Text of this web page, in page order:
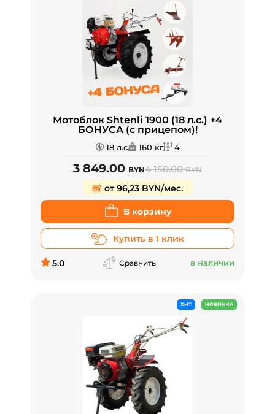
Мотоблок Shtenli 1900 (18 л.с.) +4
БОНУСА (с прицепом)!
18 л.с 160 кг 4
3 849.00 BYN4 150.00BYN
от 96,23 BYN/мес.
В корзину
Купить в 1 клик
5.0 Сравнить в наличии
ХИТ НОВИНКА